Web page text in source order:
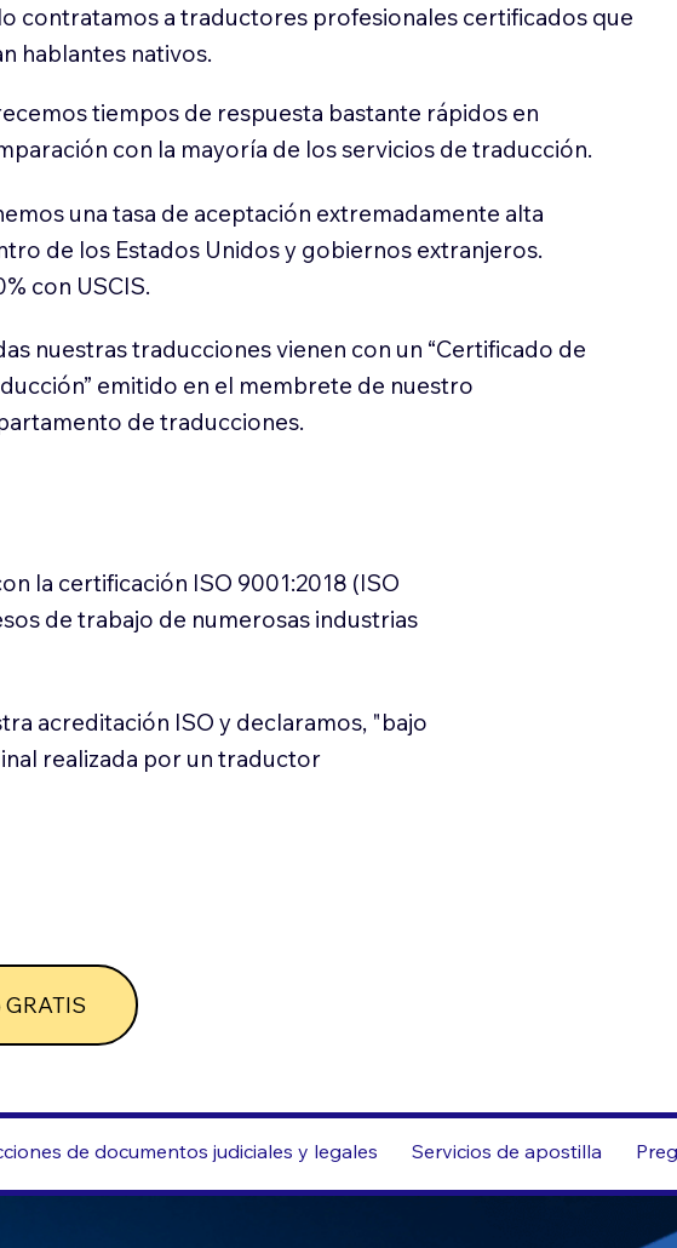
contratamos a traductores profesionales certificados que
hablantes nativos.
tiempos de respuesta bastante rápidos en
con la mayoría de los servicios de traducción.
una tasa de aceptación extremadamente alta
de los Estados Unidos y gobiernos extranjeros.
con USCIS.
nuestras traducciones vienen con un “Certificado de
emitido en el membrete de nuestro
de traducciones.
la certificación ISO 9001:2018 (ISO
de trabajo de numerosas industrias
acreditación ISO y declaramos, "bajo
realizada por un traductor
de documentos judiciales y legales Servicios de apostilla